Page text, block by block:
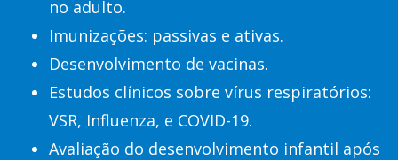
no adulto.
Imunizações: passivas e ativas.
Desenvolvimento de vacinas.
Estudos clínicos sobre vírus respiratórios:
VSR, Influenza, e COVID-19.
Avaliação do desenvolvimento infantil após